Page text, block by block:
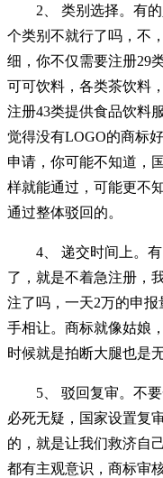
2、 类别选择。有的
个类别不就行了吗，不
细，你不仅需要注册29
可可饮料，各类茶饮料
注册43类提供食品饮料
觉得没有LOGO的商标
申请，你可能不知道，
样就能通过，可能更不
通过整体驳回的。
4、 递交时间上。有
了，就是不着急注册，
注了吗，一天2万的申
手相让。商标就像姑娘
时候就是拍断大腿也是
5、 驳回复审。不要
必死无疑，国家设置复
的，就是让我们救济自
都有主观意识，商标审